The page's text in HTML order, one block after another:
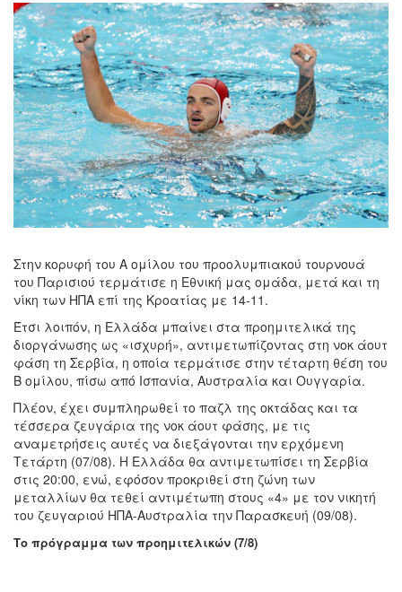
4346640-(1)_214816 (1).jpg
Στην κορυφή του Α ομίλου του προολυμπιακού τουρνουά
του Παρισιού τερμάτισε η Εθνική μας ομάδα, μετά και τη
νίκη των ΗΠΑ επί της Κροατίας με 14-11.
Έτσι λοιπόν, η Ελλάδα μπαίνει στα προημιτελικά της
διοργάνωσης ως «ισχυρή», αντιμετωπίζοντας στη νοκ άουτ
φάση τη Σερβία, η οποία τερμάτισε στην τέταρτη θέση του
Β ομίλου, πίσω από Ισπανία, Αυστραλία και Ουγγαρία.
Πλέον, έχει συμπληρωθεί το παζλ της οκτάδας και τα
τέσσερα ζευγάρια της νοκ άουτ φάσης, με τις
αναμετρήσεις αυτές να διεξάγονται την ερχόμενη
Τετάρτη (07/08). Η Ελλάδα θα αντιμετωπίσει τη Σερβία
στις 20:00, ενώ, εφόσον προκριθεί στη ζώνη των
μεταλλίων θα τεθεί αντιμέτωπη στους «4» με τον νικητή
του ζευγαριού ΗΠΑ-Αυστραλία την Παρασκευή (09/08).
Το πρόγραμμα των προημιτελικών (7/8)